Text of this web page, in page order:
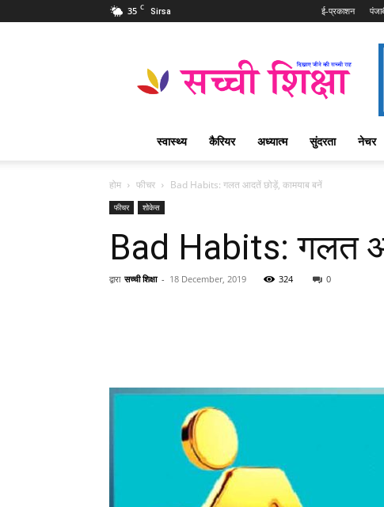
35 C Sirsa ई-प्रकाशन
Shiksha
शिक्षा
पत्रिका
स्वास्थ्य कैरियर अध्यात्म सुंदरता नेचर
होम फीचर Bad Habits: गलत आदतें छोड़ें, कामयाब बनें
फीचर शोकेस
Bad Habits: गलत
द्वारा सच्ची शिक्षा - 18 December, 2019 324 0